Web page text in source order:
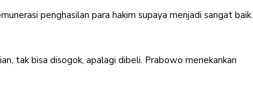
penghasilan para hakim supaya menjadi sangat baik.
tak bisa disogok, apalagi dibeli. Prabowo menekankan